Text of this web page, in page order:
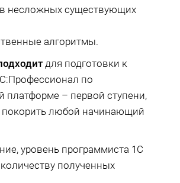
в несложных существующих
алгоритмы.
для подготовки к
по
платформе – первой ступени,
покорить любой начинающий
уровень программиста 1С
полученных